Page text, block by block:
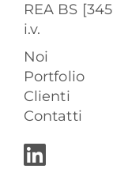
REA BS
i.v.
Noi
Portfolio
Clienti
Contatti